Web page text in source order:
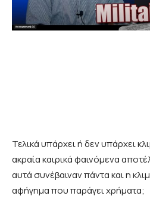
Τελικά υπάρχει ή δεν υπάρχει
ακραία καιρικά φαινόμενα
αυτά συνέβαιναν πάντα και η
αφήγημα που παράγει χρήματα;